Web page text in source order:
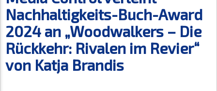
Nachhaltigkeits-Buch-Award
2024 an „Woodwalkers – Die
Rückkehr: Rivalen im Revier“
von Katja Brandis